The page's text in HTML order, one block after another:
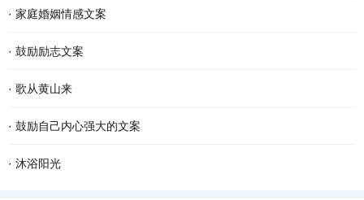
· 家庭婚姻情感文案
· 鼓励励志文案
· 歌从黄山来
· 鼓励自己内心强大的文案
· 沐浴阳光